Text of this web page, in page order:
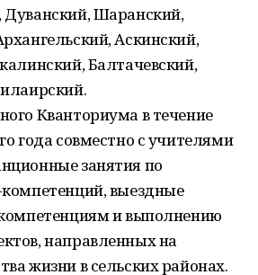
Шаранский,
Аскинский,
Балтачевский,
Кванториума в течение
года совместно с учителями
занятия по
выездные
и выполнению
направленных на
жизни в сельских районах.